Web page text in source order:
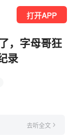
打开APP
，字母哥狂
录
去听全文